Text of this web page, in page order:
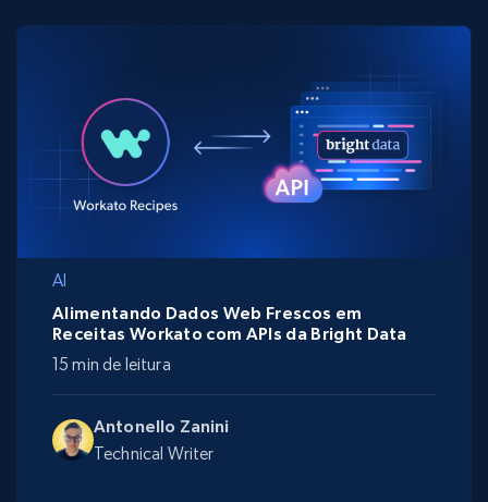
AI
Antonello Zanini
Technical Writer
Alimentando Dados Web Frescos em
Receitas Workato com APIs da Bright Data
15 min de leitura